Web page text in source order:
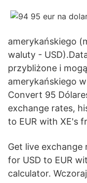
amerykańskiego
waluty -
przybliżone i
amerykańskiego
Convert 95
exchange rates,
to EUR with XE's
Get live
for USD to EUR
calculator.